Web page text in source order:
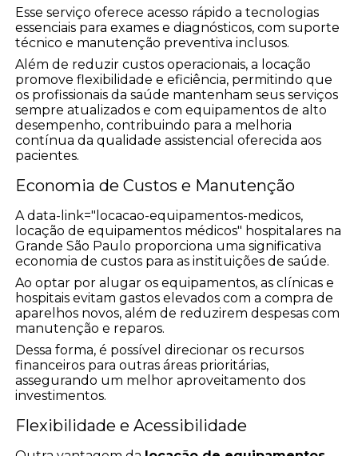
Esse serviço oferece acesso rápido a tecnologias
essenciais para exames e diagnósticos, com suporte
técnico e manutenção preventiva inclusos.
Além de reduzir custos operacionais, a locação
promove flexibilidade e eficiência, permitindo que
os profissionais da saúde mantenham seus serviços
sempre atualizados e com equipamentos de alto
desempenho, contribuindo para a melhoria
contínua da qualidade assistencial oferecida aos
pacientes.
Economia de Custos e Manutenção
A data-link="locacao-equipamentos-medicos,
locação de equipamentos médicos" hospitalares na
Grande São Paulo proporciona uma significativa
economia de custos para as instituições de saúde.
Ao optar por alugar os equipamentos, as clínicas e
hospitais evitam gastos elevados com a compra de
aparelhos novos, além de reduzirem despesas com
manutenção e reparos.
Dessa forma, é possível direcionar os recursos
financeiros para outras áreas prioritárias,
assegurando um melhor aproveitamento dos
investimentos.
Flexibilidade e Acessibilidade